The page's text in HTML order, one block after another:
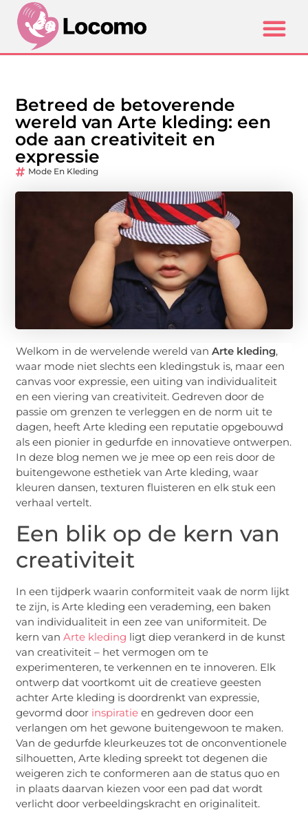
Betreed de betoverende
wereld van Arte kleding: een
ode aan creativiteit en
expressie
Mode En Kleding
Welkom in de wervelende wereld vanArte kleding,
waar mode niet slechts een kledingstuk is, maar een
canvas voor expressie, een uiting van individualiteit
en een viering van creativiteit. Gedreven door de
passie om grenzen te verleggen en de norm uit te
dagen, heeft Arte kleding een reputatie opgebouwd
als een pionier in gedurfde en innovatieve ontwerpen.
In deze blog nemen we je mee op een reis door de
buitengewone esthetiek van Arte kleding, waar
kleuren dansen, texturen fluisteren en elk stuk een
verhaal vertelt.
Een blik op de kern van
creativiteit
In een tijdperk waarin conformiteit vaak de norm lijkt
te zijn, is Arte kleding een verademing, een baken
van individualiteit in een zee van uniformiteit. De
kern vanArte kleding ligt diep verankerd in de kunst
van creativiteit – het vermogen om te
experimenteren, te verkennen en te innoveren. Elk
ontwerp dat voortkomt uit de creatieve geesten
achter Arte kleding is doordrenkt van expressie,
gevormd door inspiratie en gedreven door een
verlangen om het gewone buitengewoon te maken.
Van de gedurfde kleurkeuzes tot de onconventionele
silhouetten, Arte kleding spreekt tot degenen die
weigeren zich te conformeren aan de status quo en
in plaats daarvan kiezen voor een pad dat wordt
verlicht door verbeeldingskracht en originaliteit.